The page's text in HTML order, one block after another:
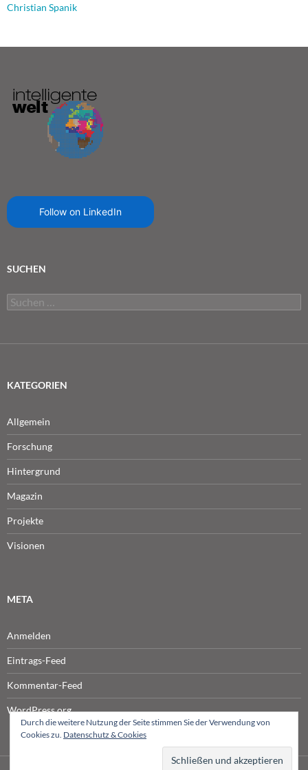
Christian Spanik
Follow on LinkedIn
SUCHEN
Suchen
nach:
KATEGORIEN
Allgemein
Forschung
Hintergrund
Magazin
Projekte
Visionen
META
Anmelden
Eintrags-Feed
Kommentar-Feed
WordPress.org
Durch die weitere Nutzung der Seite stimmen Sie der Verwendung von
Cookies zu. Datenschutz & Cookies